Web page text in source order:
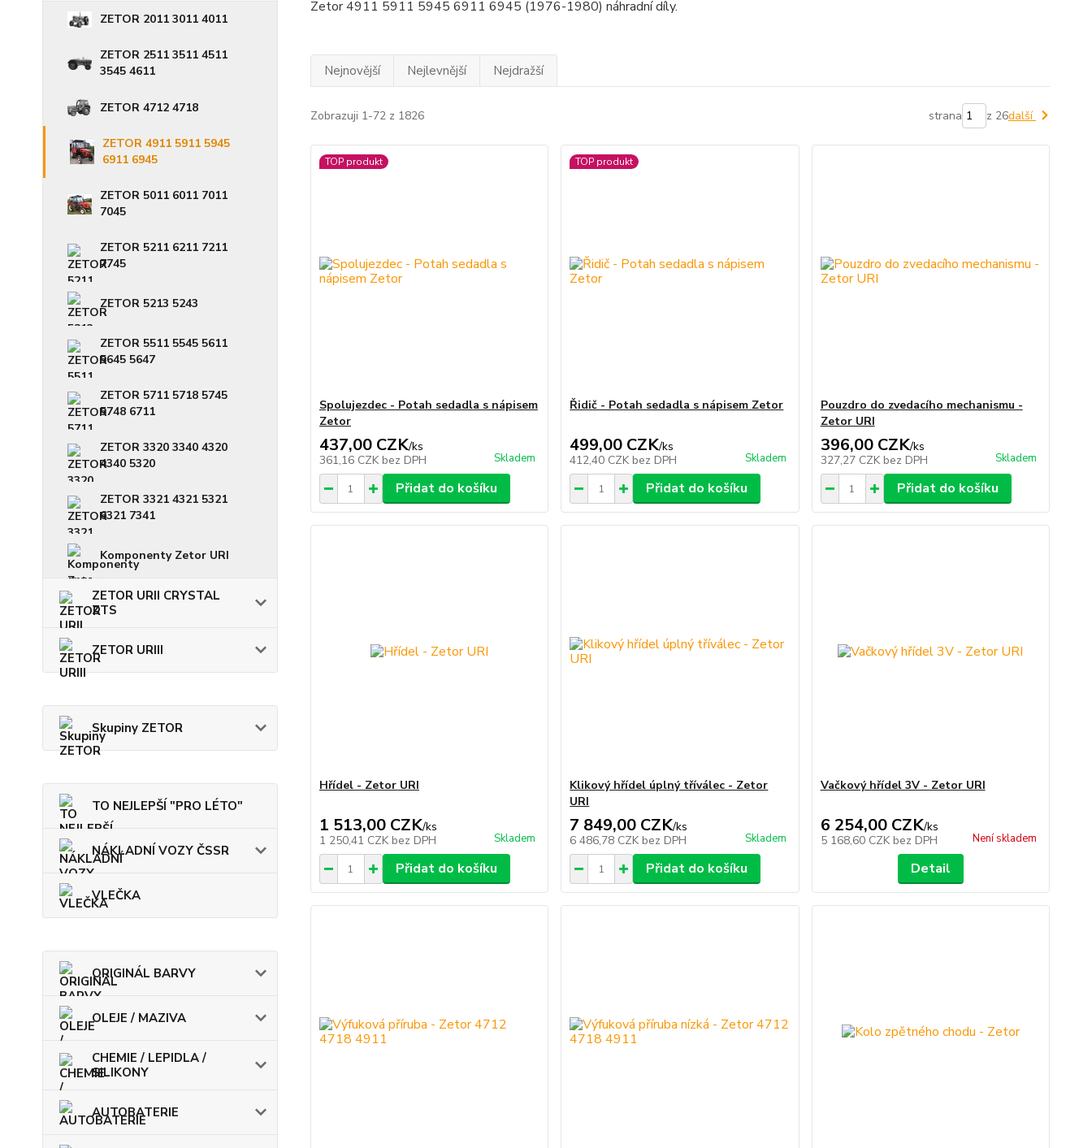
ZETOR 2011 3011 4011
ZETOR 2511 3511 4511
3545 4611
ZETOR 4712 4718
ZETOR 4911 5911 5945
6911 6945
ZETOR 5011 6011 7011
7045
ZETOR 5211 6211 7211
7745
ZETOR 5213 5243
ZETOR 5511 5545 5611
5645 5647
ZETOR 5711 5718 5745
5748 6711
ZETOR 3320 3340 4320
4340 5320
ZETOR 3321 4321 5321
6321 7341
Komponenty Zetor URI
ZETOR URII CRYSTAL
ZTS
ZETOR URIII
Skupiny ZETOR
TO NEJLEPŠÍ "PRO LÉTO"
NÁKLADNÍ VOZY ČSSR
VLEČKA
ORIGINÁL BARVY
OLEJE / MAZIVA
CHEMIE / LEPIDLA /
SILIKONY
AUTOBATERIE
Zetor 4911 5911 5945 6911 6945 (1976-1980) náhradní díly.
Nejnovější Nejlevnější Nejdražší
Zobrazuji 1-72 z 1826 strana z 26další
TOP produkt
Spolujezdec - Potah sedadla s nápisem
Zetor
437,00 CZK/ks
361,16 CZK bez DPH Skladem
Přidat do košíku
TOP produkt
Řidič - Potah sedadla s nápisem Zetor
499,00 CZK/ks
412,40 CZK bez DPH Skladem
Přidat do košíku
Pouzdro do zvedacího mechanismu -
Zetor URI
396,00 CZK/ks
327,27 CZK bez DPH Skladem
Přidat do košíku
Hřídel - Zetor URI
1 513,00 CZK/ks
1 250,41 CZK bez DPH Skladem
Přidat do košíku
Klikový hřídel úplný tříválec - Zetor
URI
7 849,00 CZK/ks
6 486,78 CZK bez DPH Skladem
Přidat do košíku
Vačkový hřídel 3V - Zetor URI
6 254,00 CZK/ks
5 168,60 CZK bez DPH Není skladem
Detail